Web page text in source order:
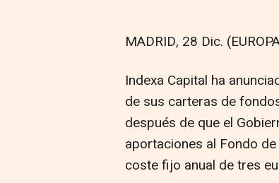
MADRID, 28 Dic.
Indexa Capital ha
de sus carteras de
después de que el
aportaciones al Fondo
coste fijo anual de tres